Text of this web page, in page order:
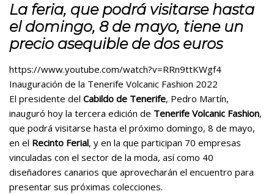
La feria, que podrá visitarse hasta
el domingo, 8 de mayo, tiene un
precio asequible de dos euros
https://www.youtube.com/watch?v=RRn9ttKWgf4
Inauguración de la Tenerife Volcanic Fashion 2022
El presidente del Cabildo de Tenerife, Pedro Martín,
inauguró hoy la tercera edición de Tenerife Volcanic Fashion,
que podrá visitarse hasta el próximo domingo, 8 de mayo,
en el Recinto Ferial, y en la que participan 70 empresas
vinculadas con el sector de la moda, así como 40
diseñadores canarios que aprovecharán el encuentro para
presentar sus próximas colecciones.